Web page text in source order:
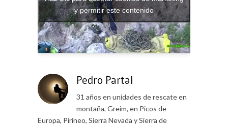
escalada
y permitir este contenido
Pedro Partal
31 años en unidades de rescate en
montaña, Greim, en Picos de
Europa, Pirineo, Sierra Nevada y Sierra de